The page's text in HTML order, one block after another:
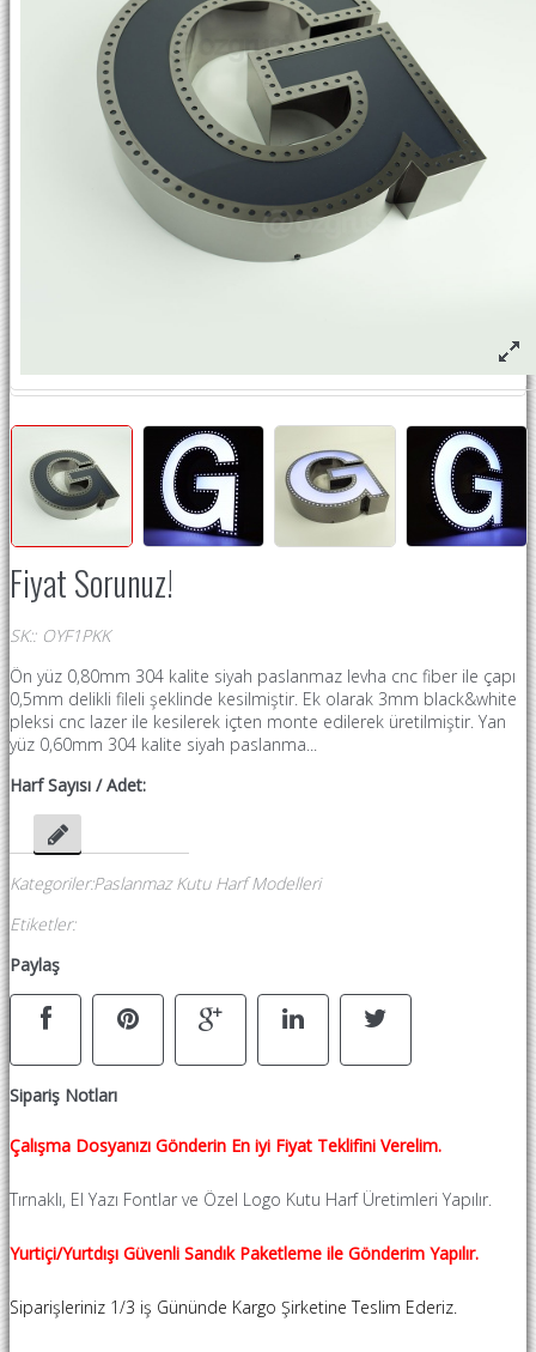
Fiyat Sorunuz!
SK:: OYF1PKK
Ön yüz 0,80mm 304 kalite siyah paslanmaz levha cnc fiber ile çapı
0,5mm delikli fileli şeklinde kesilmiştir. Ek olarak 3mm black&white
pleksi cnc lazer ile kesilerek içten monte edilerek üretilmiştir. Yan
yüz 0,60mm 304 kalite siyah paslanma...
Harf Sayısı / Adet:
Kategoriler:Paslanmaz Kutu Harf Modelleri
Etiketler:
Paylaş
Sipariş Notları
Çalışma Dosyanızı Gönderin En iyi Fiyat Teklifini Verelim.
Tırnaklı, El Yazı Fontlar ve Özel Logo Kutu Harf Üretimleri Yapılır.
Yurtiçi/Yurtdışı Güvenli Sandık Paketleme ile Gönderim Yapılır.
Siparişleriniz 1/3 iş Gününde Kargo Şirketine Teslim Ederiz.